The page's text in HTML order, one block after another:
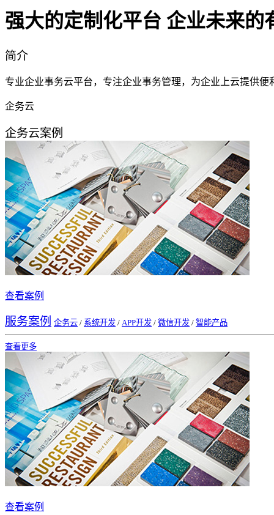
强大的定制化平台 企业未来的
简介
专业企业事务云平台，专注企业事务管理，为企业上云提供便
企务云
企务云案例
查看案例
服务案例 企务云 / 系统开发 / APP开发 / 微信开发 / 智能产品
查看更多
查看案例